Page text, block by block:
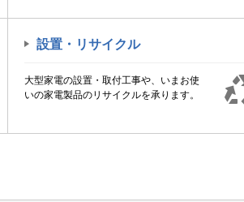
設置・リサイクル
大型家電の設置・取付工事や、いまお使
いの家電製品のリサイクルを承ります。